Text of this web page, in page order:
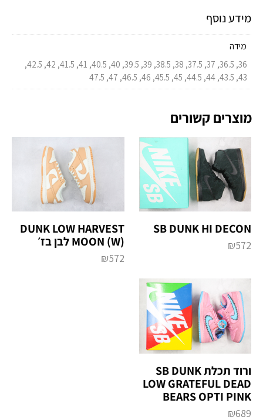
מידע נוסף
מידה
36, 36.5, 37, 37.5, 38, 38.5, 39, 39.5, 40, 40.5, 41, 41.5, 42, 42.5,
43, 43.5, 44, 44.5, 45, 45.5, 46, 46.5, 47, 47.5
מוצרים קשורים
SB DUNK HI DECON
₪572
DUNK LOW HARVEST
MOON (W) לבן בז׳
₪572
ורוד תכלת SB DUNK
LOW GRATEFUL DEAD
BEARS OPTI PINK
₪689